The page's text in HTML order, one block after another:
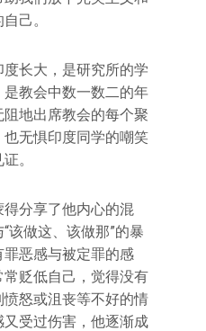
己。
长大，是研究所的学
教会中数一数二的年
地出席教会的每个聚
无惧印度同学的嘲笑
。
分享了他内心的混
该做这、该做那”的暴
恶感与被定罪的感
贬低自己，觉得没有
怒或沮丧等不好的情
受过伤害，他逐渐成